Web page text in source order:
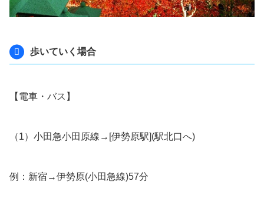
歩いていく場合
【電車・バス】
（1）小田急小田原線→[伊勢原駅](駅北口へ)
例：新宿→伊勢原(小田急線)57分